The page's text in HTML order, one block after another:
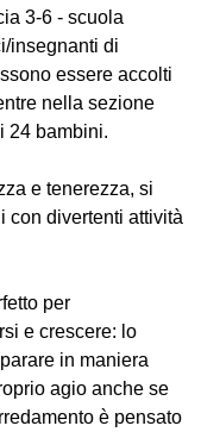
3-6 - scuola
insegnanti di
essere accolti
nella sezione
24 bambini.
e tenerezza, si
con divertenti attività
per
e crescere: lo
in maniera
agio anche se
è pensato